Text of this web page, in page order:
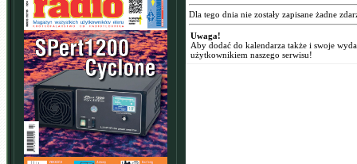
Dla tego dnia nie zostały zapisane żadne
Uwaga!
Aby dodać do kalendarza także i swoje
użytkownikiem naszego serwisu!